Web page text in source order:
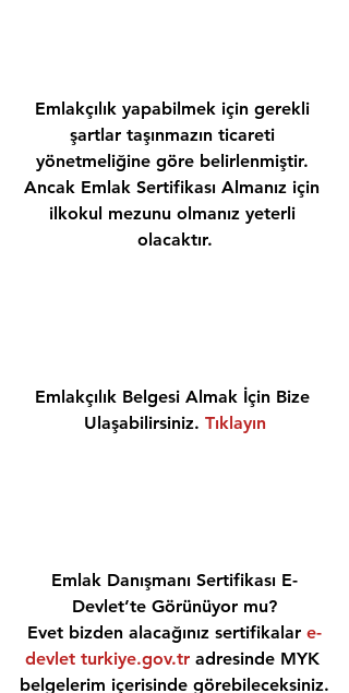
Emlakçılık yapabilmek için gerekli
şartlar taşınmazın ticareti
yönetmeliğine göre belirlenmiştir.
Ancak Emlak Sertifikası Almanız için
ilkokul mezunu olmanız yeterli
olacaktır.
Emlakçılık Belgesi Almak İçin Bize
Ulaşabilirsiniz. Tıklayın
Emlak Danışmanı Sertifikası E-
Devlet’te Görünüyor mu?
Evet bizden alacağınız sertifikalar e-
devlet turkiye.gov.tr adresinde MYK
belgelerim içerisinde görebileceksiniz.